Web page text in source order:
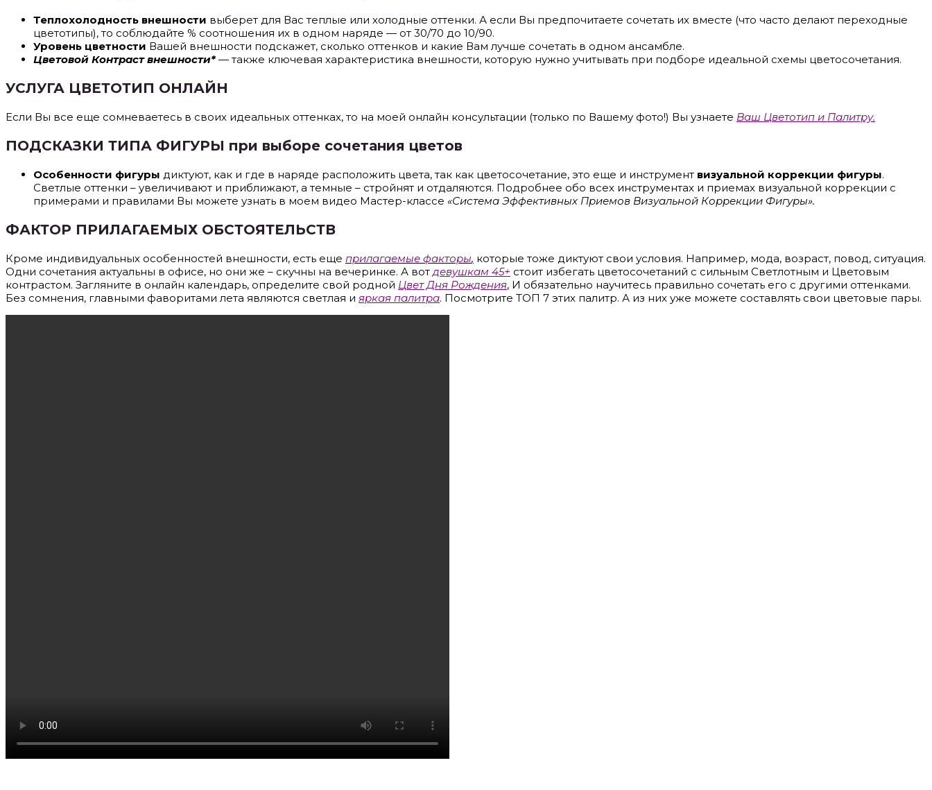
Теплохолодность внешности выберет для Вас теплые или холодные оттенки. А если Вы предпочитаете сочетать их вместе (что часто делают переходные
цветотипы), то соблюдайте % соотношения их в одном наряде — от 30/70 до 10/90.
Уровень цветности Вашей внешности подскажет, сколько оттенков и какие Вам лучше сочетать в одном ансамбле.
Цветовой Контраст внешности*— также ключевая характеристика внешности, которую нужно учитывать при подборе идеальной схемы цветосочетания.
УСЛУГА ЦВЕТОТИП ОНЛАЙН
Если Вы все еще сомневаетесь в своих идеальных оттенках, то на моей онлайн консультации (только по Вашему фото!) Вы узнаете Ваш Цветотип и Палитру.
ПОДСКАЗКИ ТИПА ФИГУРЫ при выборе сочетания цветов
Особенности фигуры диктуют, как и где в наряде расположить цвета, так как цветосочетание, это еще и инструмент визуальной коррекции фигуры.
Светлые оттенки – увеличивают и приближают, а темные – стройнят и отдаляются. Подробнее обо всех инструментах и приемах визуальной коррекции с
примерами и правилами Вы можете узнать в моем видео Мастер-классе «Система Эффективных Приемов Визуальной Коррекции Фигуры».
ФАКТОР ПРИЛАГАЕМЫХ ОБСТОЯТЕЛЬСТВ
Кроме индивидуальных особенностей внешности, есть еще прилагаемые факторы, которые тоже диктуют свои условия. Например, мода, возраст, повод, ситуация.
Одни сочетания актуальны в офисе, но они же – скучны на вечеринке. А вотдевушкам 45+ стоит избегать цветосочетаний с сильным Светлотным и Цветовым
контрастом. Загляните в онлайн календарь, определите свой родной Цвет Дня Рождения, И обязательно научитесь правильно сочетать его с другими оттенками.
Без сомнения, главными фаворитами лета являются светлая и яркая палитра. Посмотрите ТОП 7 этих палитр. А из них уже можете составлять свои цветовые пары.